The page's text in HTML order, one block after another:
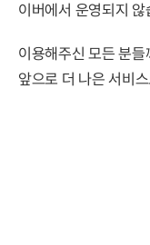
이버에서 운영되지 않
이용해주신 모든 분
앞으로 더 나은 서비